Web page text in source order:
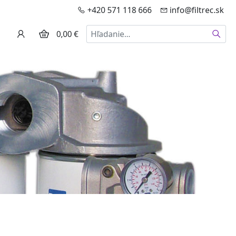
+420 571 118 666 info@filtrec.sk
0,00 € Hľadať